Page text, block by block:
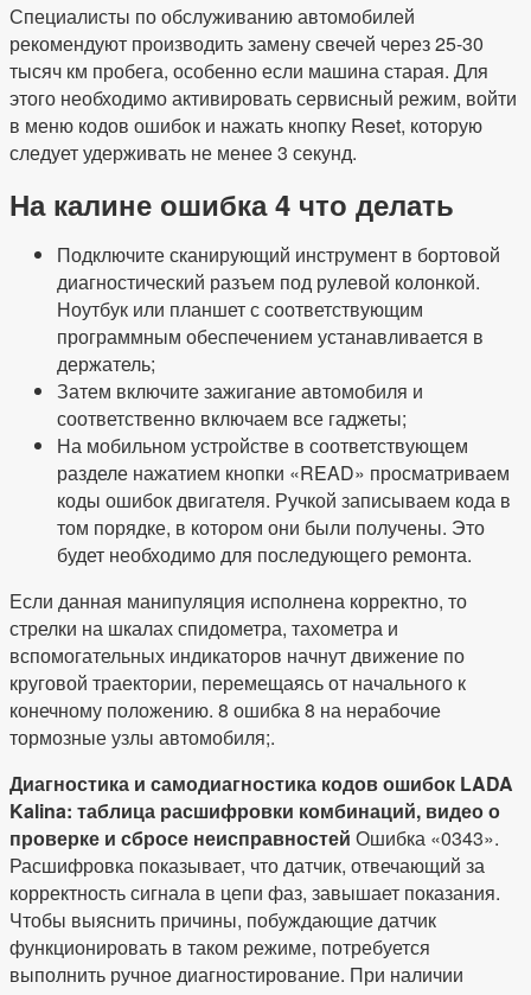
Специалисты по обслуживанию автомобилей
рекомендуют производить замену свечей через 25-30
тысяч км пробега, особенно если машина старая. Для
этого необходимо активировать сервисный режим, войти
в меню кодов ошибок и нажать кнопку Reset, которую
следует удерживать не менее 3 секунд.
На калине ошибка 4 что делать
Подключите сканирующий инструмент в бортовой
диагностический разъем под рулевой колонкой.
Ноутбук или планшет с соответствующим
программным обеспечением устанавливается в
держатель;
Затем включите зажигание автомобиля и
соответственно включаем все гаджеты;
На мобильном устройстве в соответствующем
разделе нажатием кнопки «READ» просматриваем
коды ошибок двигателя. Ручкой записываем кода в
том порядке, в котором они были получены. Это
будет необходимо для последующего ремонта.
Если данная манипуляция исполнена корректно, то
стрелки на шкалах спидометра, тахометра и
вспомогательных индикаторов начнут движение по
круговой траектории, перемещаясь от начального к
конечному положению. 8 ошибка 8 на нерабочие
тормозные узлы автомобиля;.
Диагностика и самодиагностика кодов ошибок LADA
Kalina: таблица расшифровки комбинаций, видео о
проверке и сбросе неисправностей Ошибка «0343».
Расшифровка показывает, что датчик, отвечающий за
корректность сигнала в цепи фаз, завышает показания.
Чтобы выяснить причины, побуждающие датчик
функционировать в таком режиме, потребуется
выполнить ручное диагностирование. При наличии